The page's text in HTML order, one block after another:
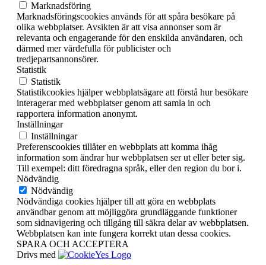
Marknadsföring
Marknadsföringscookies används för att spåra besökare på
olika webbplatser. Avsikten är att visa annonser som är
relevanta och engagerande för den enskilda användaren, och
därmed mer värdefulla för publicister och
tredjepartsannonsörer.
Statistik
Statistik
Statistikcookies hjälper webbplatsägare att förstå hur besökare
interagerar med webbplatser genom att samla in och
rapportera information anonymt.
Inställningar
Inställningar
Preferenscookies tillåter en webbplats att komma ihåg
information som ändrar hur webbplatsen ser ut eller beter sig.
Till exempel: ditt föredragna språk, eller den region du bor i.
Nödvändig
Nödvändig
Nödvändiga cookies hjälper till att göra en webbplats
användbar genom att möjliggöra grundläggande funktioner
som sidnavigering och tillgång till säkra delar av webbplatsen.
Webbplatsen kan inte fungera korrekt utan dessa cookies.
SPARA OCH ACCEPTERA
Drivs med